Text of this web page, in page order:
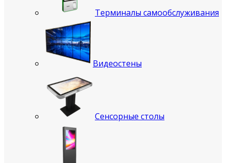
Терминалы самообслуживания
Видеостены
Сенсорные столы